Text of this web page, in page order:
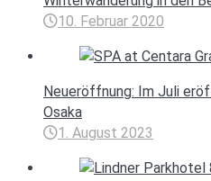
10. Februar 2020
Neueröffnung: Im Juli
Osaka
1. August 2023